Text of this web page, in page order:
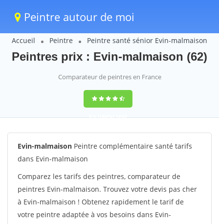
Peintre autour de moi
Accueil Peintre Peintre santé sénior Evin-malmaison
Peintres prix : Evin-malmaison (62)
Comparateur de peintres en France
9,2(100%)1242
votes
Evin-malmaison Peintre complémentaire santé tarifs
dans Evin-malmaison
Comparez les tarifs des peintres, comparateur de
peintres Evin-malmaison. Trouvez votre devis pas cher
à Evin-malmaison ! Obtenez rapidement le tarif de
votre peintre adaptée à vos besoins dans Evin-